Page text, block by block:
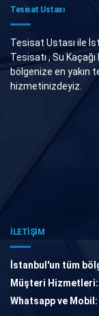
Tesisat Ustası
Tesisat Ustası ile
Tesisatı , Su
bölgenize en yakın
hizmetinizdeyiz.
İLETİŞİM
İstanbul'un tüm
Müşteri Hizmetleri:
Whatsapp ve Mobil: